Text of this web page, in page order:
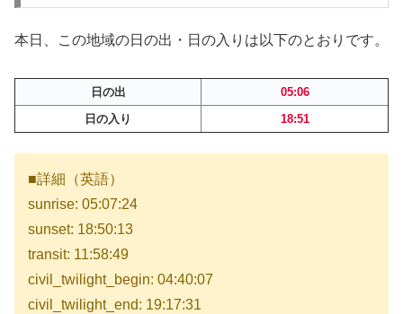
本日、この地域の日の出・日の入りは以下のとおりです。
日の出
05:06
日の入り
18:51
■詳細（英語）
sunrise: 05:07:24
sunset: 18:50:13
transit: 11:58:49
civil_twilight_begin: 04:40:07
civil_twilight_end: 19:17:31